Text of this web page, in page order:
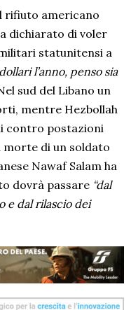
rifiuto americano
dichiarato di voler
statunitensi a
l’anno, penso sia
sud del Libano un
mentre Hezbollah
contro postazioni
morte di un soldato
Nawaf Salam ha
dovrà passare “dal
e dal rilascio dei